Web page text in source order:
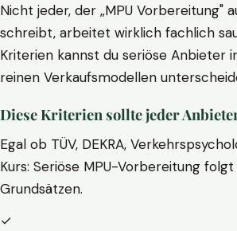
Nicht jeder, der „MPU Vorbereitung"
schreibt, arbeitet wirklich fachlich
Kriterien kannst du seriöse Anbieter
reinen Verkaufsmodellen
Diese Kriterien sollte jeder
Egal ob TÜV, DEKRA,
Kurs: Seriöse MPU-Vorbereitung
Grundsätzen.
✓